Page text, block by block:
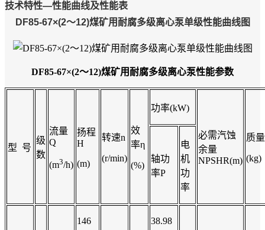
技术特性—性能曲线及性能表
DF85-67×(2～12)煤矿用耐腐多级离心泵单级性能曲线图
DF85-67×(2～12)煤矿用耐腐多级离心泵性能参数
型 号
级
数
流量
Q
(m3/h)
扬程
H
(m)
转速n
(r/min)
效
率η
(%)
功率(kW)
必需汽蚀
余量
NPSHR(m)
质量
(kg)
轴功
率P
电
机
功
率
146
38.98